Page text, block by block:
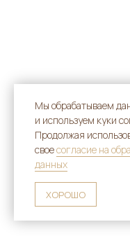
Мы обрабатываем
и используем куки
Продолжая
своесогласие на
данных
ХОРОШО